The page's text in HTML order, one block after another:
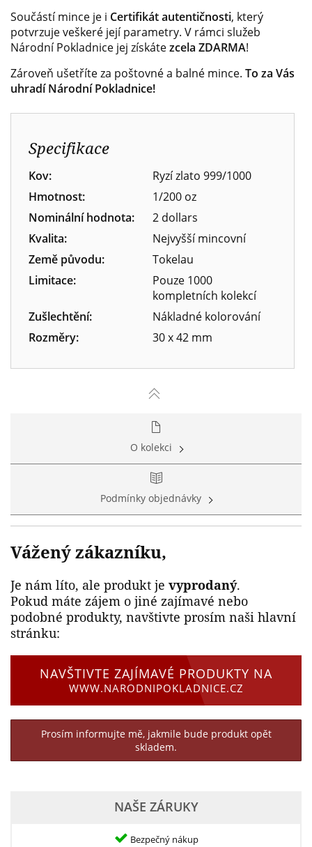
Součástí mince je i Certifikát autentičnosti, který
potvrzuje veškeré její parametry. V rámci služeb
Národní Pokladnice jej získátezcela ZDARMA!
Zároveň ušetříte za poštovné a balné mince. To za Vás
uhradí Národní Pokladnice!
Specifikace
Kov:
Ryzí zlato 999/1000
Hmotnost:
1/200 oz
Nominální hodnota:
2 dollars
Kvalita:
Nejvyšší mincovní
Země původu:
Tokelau
Limitace:
Pouze 1000
kompletních kolekcí
Zušlechtění:
Nákladné kolorování
Rozměry:
30 x 42 mm
O kolekci
Podmínky objednávky
Vážený zákazníku,
Je nám líto, ale produkt je vyprodaný.
Pokud máte zájem o jiné zajímavé nebo
podobné produkty, navštivte prosím naši hlavní
stránku:
NAVŠTIVTE ZAJÍMAVÉ PRODUKTY NA
WWW.NARODNIPOKLADNICE.CZ
Prosím informujte mě, jakmile bude produkt opět
skladem.
NAŠE ZÁRUKY
Bezpečný nákup